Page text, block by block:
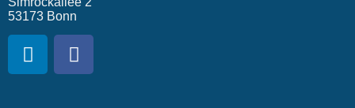
53173 Bonn